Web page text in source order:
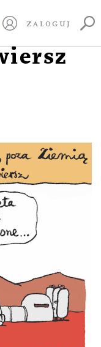
ZALOGUJ